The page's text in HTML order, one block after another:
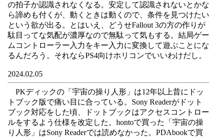
の拍子か認識されなくなる。安定して認識されないとかな
ら諦めも付くが、動くときは動くので、条件を見つけたい
という欲が出る。とはいえ、どうせFallout 3の方の作りが
駄目ってな気配が濃厚なので無駄って気もする。結局ゲー
ムコントローラー入力をキー入力に変換して遊ぶことにな
るんだろう。それならPS4向けホリコンでいいわけだし。
2024.02.05
PKディックの「宇宙の操り人形」は12年以上昔にドッ
トブック版で痛い目に合っている。Sony Readerがドット
ブック対応をした頃、ドットブックはアクセスコントロー
ルをするよう仕様を改定した。hontoで買った「宇宙の操
り人形」はSony Readerでは読めなかった。PDAbookで買